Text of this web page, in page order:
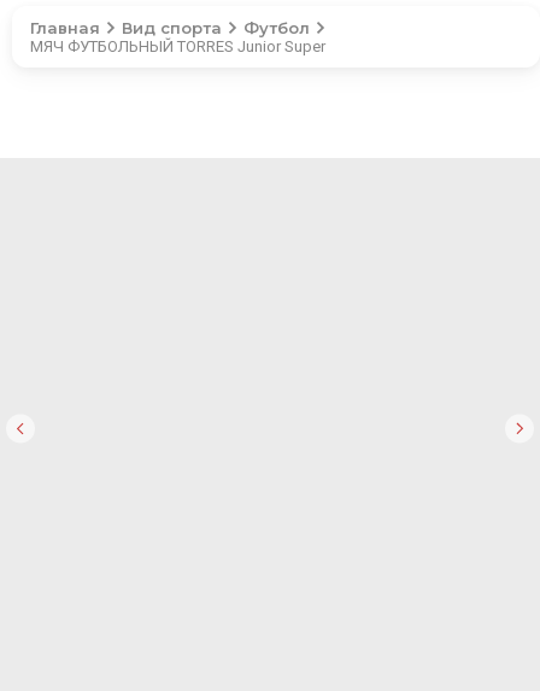
Главная Вид спорта Футбол
МЯЧ ФУТБОЛЬНЫЙ TORRES Junior Super